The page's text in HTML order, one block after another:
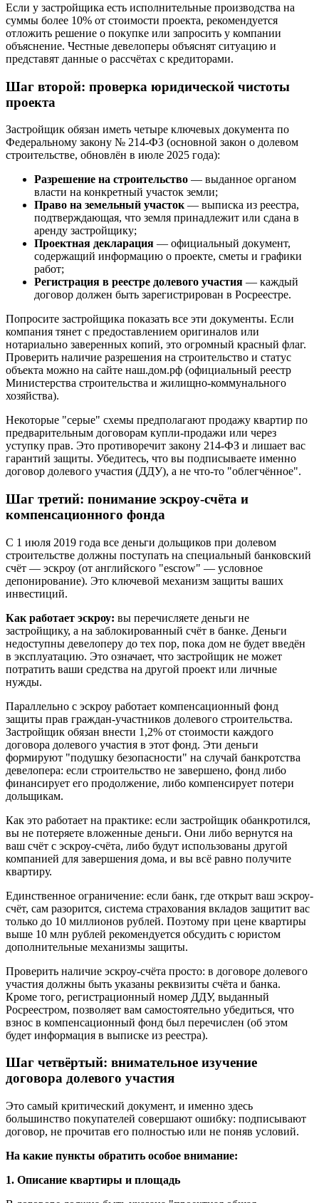
Если у застройщика есть исполнительные производства на
суммы более 10% от стоимости проекта, рекомендуется
отложить решение о покупке или запросить у компании
объяснение. Честные девелоперы объяснят ситуацию и
представят данные о рассчётах с кредиторами.
Шаг второй: проверка юридической чистоты
проекта
Застройщик обязан иметь четыре ключевых документа по
Федеральному закону № 214-ФЗ (основной закон о долевом
строительстве, обновлён в июле 2025 года):
Разрешение на строительство — выданное органом
власти на конкретный участок земли;
Право на земельный участок — выписка из реестра,
подтверждающая, что земля принадлежит или сдана в
аренду застройщику;
Проектная декларация — официальный документ,
содержащий информацию о проекте, сметы и графики
работ;
Регистрация в реестре долевого участия — каждый
договор должен быть зарегистрирован в Росреестре.
Попросите застройщика показать все эти документы. Если
компания тянет с предоставлением оригиналов или
нотариально заверенных копий, это огромный красный флаг.
Проверить наличие разрешения на строительство и статус
объекта можно на сайте наш.дом.рф (официальный реестр
Министерства строительства и жилищно-коммунального
хозяйства).
Некоторые "серые" схемы предполагают продажу квартир по
предварительным договорам купли-продажи или через
уступку прав. Это противоречит закону 214-ФЗ и лишает вас
гарантий защиты. Убедитесь, что вы подписываете именно
договор долевого участия (ДДУ), а не что-то "облегчённое".
Шаг третий: понимание эскроу-счёта и
компенсационного фонда
С 1 июля 2019 года все деньги дольщиков при долевом
строительстве должны поступать на специальный банковский
счёт — эскроу (от английского "escrow" — условное
депонирование). Это ключевой механизм защиты ваших
инвестиций.
Как работает эскроу: вы перечисляете деньги не
застройщику, а на заблокированный счёт в банке. Деньги
недоступны девелоперу до тех пор, пока дом не будет введён
в эксплуатацию. Это означает, что застройщик не может
потратить ваши средства на другой проект или личные
нужды.
Параллельно с эскроу работает компенсационный фонд
защиты прав граждан-участников долевого строительства.
Застройщик обязан внести 1,2% от стоимости каждого
договора долевого участия в этот фонд. Эти деньги
формируют "подушку безопасности" на случай банкротства
девелопера: если строительство не завершено, фонд либо
финансирует его продолжение, либо компенсирует потери
дольщикам.
Как это работает на практике: если застройщик обанкротился,
вы не потеряете вложенные деньги. Они либо вернутся на
ваш счёт с эскроу-счёта, либо будут использованы другой
компанией для завершения дома, и вы всё равно получите
квартиру.
Единственное ограничение: если банк, где открыт ваш эскроу-
счёт, сам разорится, система страхования вкладов защитит вас
только до 10 миллионов рублей. Поэтому при цене квартиры
выше 10 млн рублей рекомендуется обсудить с юристом
дополнительные механизмы защиты.
Проверить наличие эскроу-счёта просто: в договоре долевого
участия должны быть указаны реквизиты счёта и банка.
Кроме того, регистрационный номер ДДУ, выданный
Росреестром, позволяет вам самостоятельно убедиться, что
взнос в компенсационный фонд был перечислен (об этом
будет информация в выписке из реестра).
Шаг четвёртый: внимательное изучение
договора долевого участия
Это самый критический документ, и именно здесь
большинство покупателей совершают ошибку: подписывают
договор, не прочитав его полностью или не поняв условий.
На какие пункты обратить особое внимание:
1. Описание квартиры и площадь